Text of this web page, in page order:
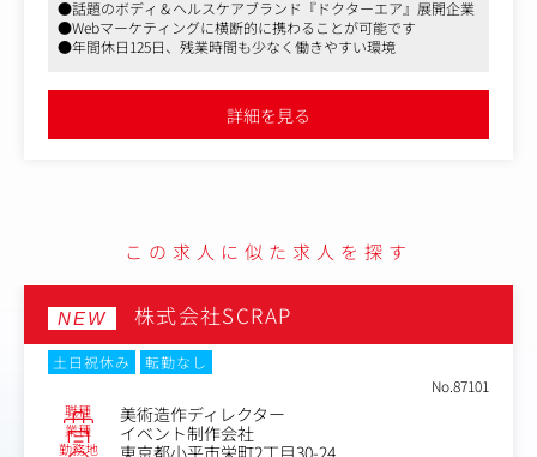
●新製品の商品ページに関わる Web ディレクション（制
作会社や社内のデザイナーとのやり取り）
●メルマガや SNS 配信のライティング
●簡単な画像編集（CANVA 使用）
●話題のボディ＆ヘルスケアブランド『ドクターエア』展開企業
●Webマーケティングに横断的に携わることが可能です
●年間休日125日、残業時間も少なく働きやすい環境
詳細を見る
この求人に似た求人を探す
NEW 株式会社SCRAP
土日祝休み
転勤なし
No.87101
職種 美術造作ディレクター
業種 イベント制作会社
勤務地